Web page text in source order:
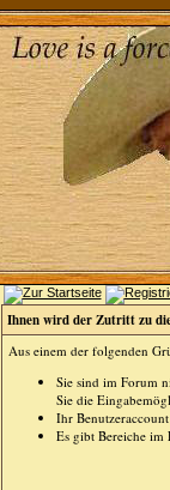
Ihnen wird der Zutritt zu
Aus einem der folgenden
Sie sind im Forum
Sie die
Ihr
Es gibt Bereiche im